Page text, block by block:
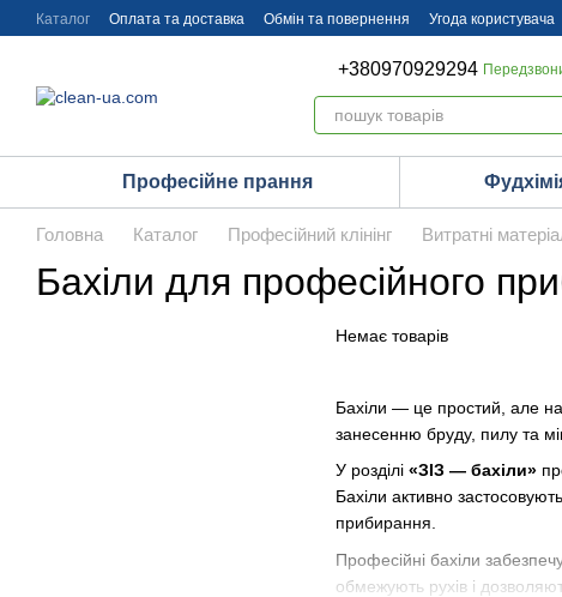
Перейти до основного контенту
Каталог Оплата та доставка Обмін та повернення Угода користувача
+380970929294
Професійне прання
Головна Каталог Професійний клінінг Витратні
Бахіли для професійного
Бахіли — це простий, але
занесенню бруду, пилу та
У розділі «ЗІЗ — бахіли»
Бахіли активно
прибирання.
Професійні бахіли
обмежують рухів і
Немає товарів